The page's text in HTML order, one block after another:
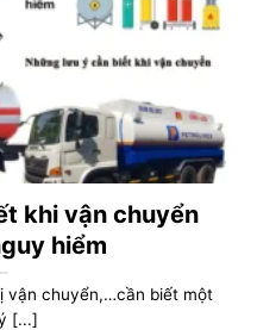
khi vận chuyển
hiểm
vận chuyển,…cần biết một
[...]